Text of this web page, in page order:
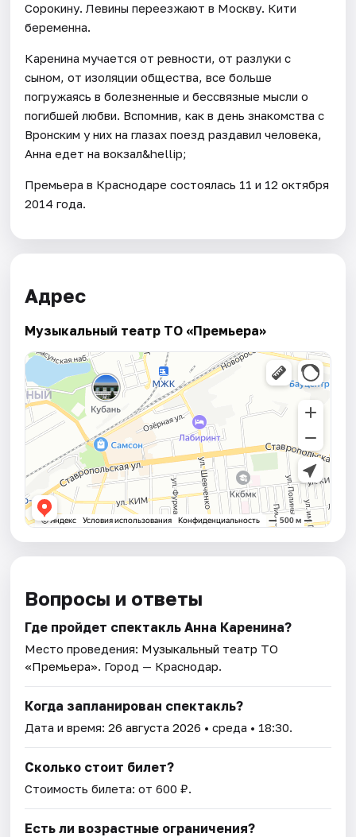
Сорокину. Левины переезжают в Москву. Кити
беременна.
Каренина мучается от ревности, от разлуки с
сыном, от изоляции общества, все больше
погружаясь в болезненные и бессвязные мысли о
погибшей любви. Вспомнив, как в день знакомства с
Вронским у них на глазах поезд раздавил человека,
Анна едет на вокзал&hellip;
Премьера в Краснодаре состоялась 11 и 12 октября
2014 года.
Адрес
Музыкальный театр ТО «Премьера»
Вопросы и ответы
Где пройдет спектакль Анна Каренина?
Место проведения: Музыкальный театр ТО
«Премьера». Город — Краснодар.
Когда запланирован спектакль?
Дата и время:26 августа 2026 • среда • 18:30.
Сколько стоит билет?
Стоимость билета: от 600 ₽.
Есть ли возрастные ограничения?